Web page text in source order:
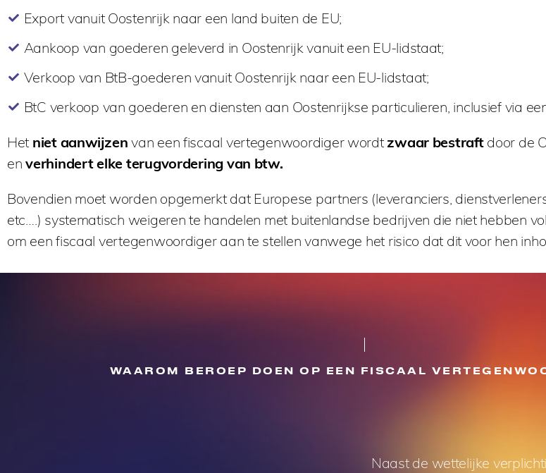
Export vanuit Oostenrijk naar een land buiten de EU;
Aankoop van goederen geleverd in Oostenrijk vanuit een EU-lidstaat;
Verkoop van BtB-goederen vanuit Oostenrijk naar een EU-lidstaat;
BtC verkoop van goederen en diensten aan Oostenrijkse particulieren, inclusief via
Het niet aanwijzen van een fiscaal vertegenwoordiger wordtzwaar bestraftdoor de
enverhindert elke terugvordering van btw.
Bovendien moet worden opgemerkt dat Europese partners (leveranciers,
etc….) systematisch weigeren te handelen met buitenlandse bedrijven die niet hebben
om een fiscaal vertegenwoordiger aan te stellen vanwege het risico dat dit voor hen
WAAROM BEROEP DOEN OP EEN FISCAAL
Naast de wettelijke